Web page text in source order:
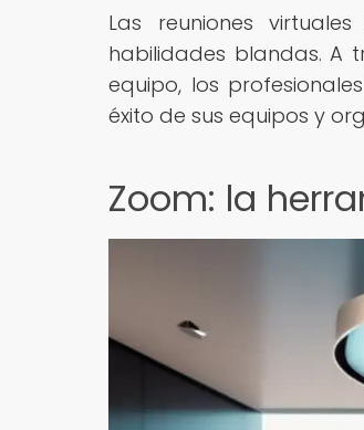
Las reuniones
habilidades blandas. A
equipo, los
éxito de sus equipos y
Zoom: la